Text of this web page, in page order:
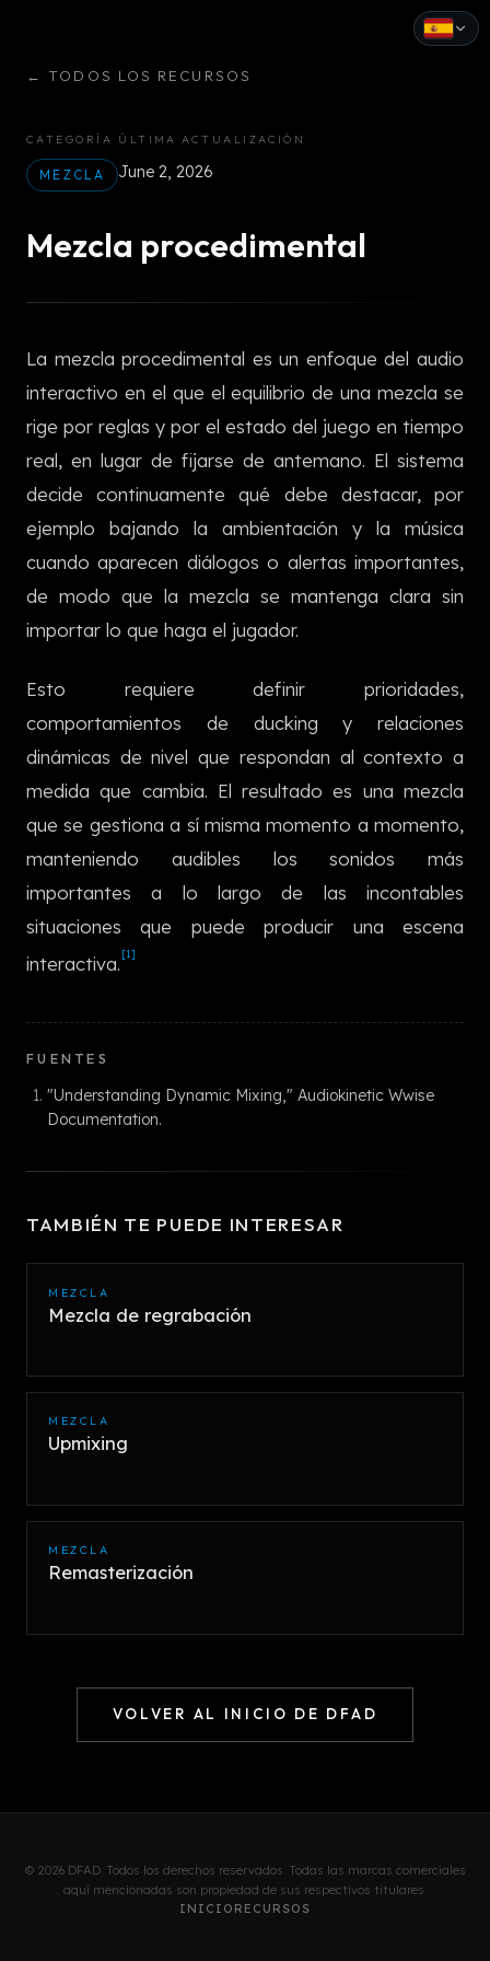
← TODOS LOS RECURSOS
CATEGORÍA
MEZCLA
ÚLTIMA ACTUALIZACIÓN
June 2, 2026
Mezcla procedimental
La mezcla procedimental es un enfoque del audio
interactivo en el que el equilibrio de una mezcla se
rige por reglas y por el estado del juego en tiempo
real, en lugar de fijarse de antemano. El sistema
decide continuamente qué debe destacar, por
ejemplo bajando la ambientación y la música
cuando aparecen diálogos o alertas importantes,
de modo que la mezcla se mantenga clara sin
importar lo que haga el jugador.
Esto requiere definir prioridades,
comportamientos de ducking y relaciones
dinámicas de nivel que respondan al contexto a
medida que cambia. El resultado es una mezcla
que se gestiona a sí misma momento a momento,
manteniendo audibles los sonidos más
importantes a lo largo de las incontables
situaciones que puede producir una escena
interactiva. [1]
FUENTES
"Understanding Dynamic Mixing," Audiokinetic Wwise
Documentation.
TAMBIÉN TE PUEDE INTERESAR
MEZCLA
Mezcla de regrabación
MEZCLA
Upmixing
MEZCLA
Remasterización
VOLVER AL INICIO DE DFAD
© 2026 DFAD. Todos los derechos reservados. Todas las marcas comerciales
aquí mencionadas son propiedad de sus respectivos titulares.
INICIO RECURSOS
Русский
日本語
한국어